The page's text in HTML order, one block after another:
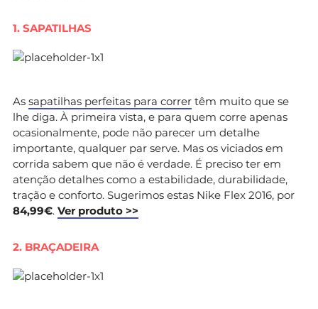
1. SAPATILHAS
As sapatilhas perfeitas para correr têm muito que se
lhe diga. À primeira vista, e para quem corre apenas
ocasionalmente, pode não parecer um detalhe
importante, qualquer par serve. Mas os viciados em
corrida sabem que não é verdade. É preciso ter em
atenção detalhes como a estabilidade, durabilidade,
tração e conforto. Sugerimos estas Nike Flex 2016, por
84,99€. Ver produto >>
2. BRAÇADEIRA